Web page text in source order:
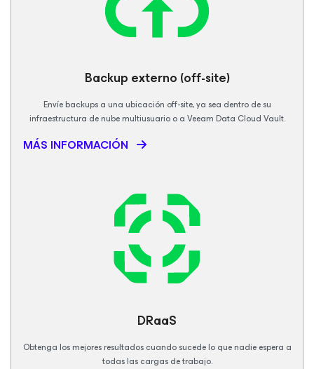
Backup externo (off-site)
Envíe backups a una ubicación off-site, ya sea dentro de su
infraestructura de nube multiusuario o a Veeam Data Cloud Vault.
MÁS INFORMACIÓN
DRaaS
Obtenga los mejores resultados cuando sucede lo que nadie espera a
todas las cargas de trabajo.